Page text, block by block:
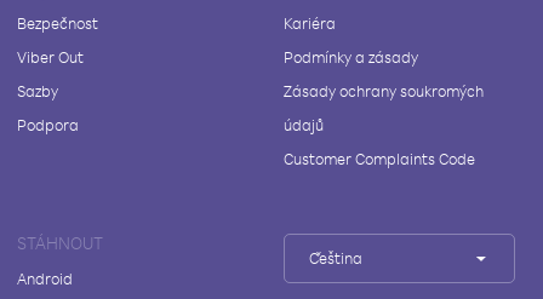
Bezpečnost
Viber Out
Sazby
Podpora
Kariéra
Podmínky a zásady
Zásady ochrany soukromých
údajů
Customer Complaints Code
STÁHNOUT
Android
Čeština